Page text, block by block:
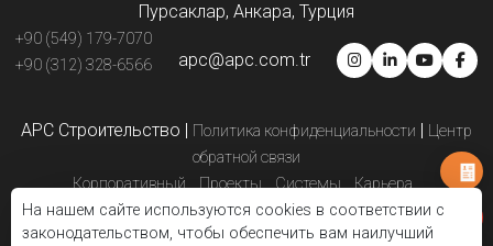
На нашем сайте используются cookies в соответствии с
законодательством, чтобы обеспечить вам наилучший
Пурсаклар, Анкара, Турция
+90 (549) 179-7070
+90 (312) 328-6566
apc@apc.com.tr
APC Строительство Политика конфиденциальности
Центр
обратной связи
Корпоративный
Проекты Системы
Карьера
Партнёры по решениям
Презентации
Свяжитесь с нами
Электронный каталог
Блог